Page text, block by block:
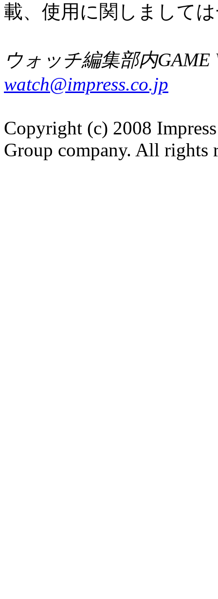
載、使用に関しまして
ウォッチ編集部内GAME
watch@impress.co.jp
Copyright (c) 2008
Group company. All rights